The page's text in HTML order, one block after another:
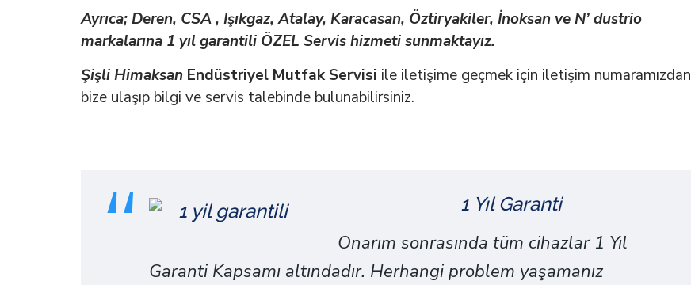
Ayrıca; Deren, CSA , Işıkgaz, Atalay, Karacasan, Öztiryakiler, İnoksan ve N’ dustrio
markalarına 1 yıl garantili ÖZEL Servis hizmeti sunmaktayız.
Şişli Himaksan Endüstriyel Mutfak Servisi ile iletişime geçmek için iletişim numaramızdan
bize ulaşıp bilgi ve servis talebinde bulunabilirsiniz.
1 Yıl Garanti
Onarım sonrasında tüm cihazlar 1 Yıl
Garanti Kapsamı altındadır. Herhangi problem yaşamanız